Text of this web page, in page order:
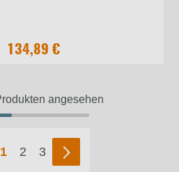
134,89 €
angesehen
1 2 3